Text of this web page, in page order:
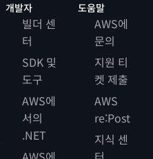
개발자
빌더 센
터
SDK 및
도구
AWS에
서의
.NET
도움말
AWS에
문의
지원 티
켓 제출
AWS
re:Post
지식 센